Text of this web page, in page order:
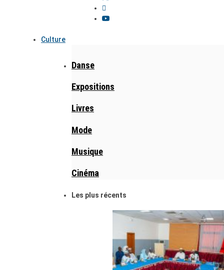
Culture
Danse
Expositions
Livres
Mode
Musique
Cinéma
Les plus récents